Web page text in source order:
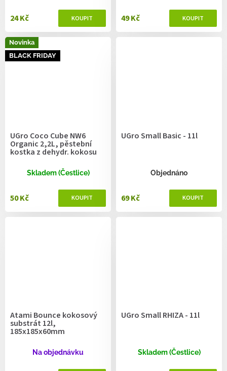
24 Kč 49 Kč
Novinka
BLACK FRIDAY
UGro Coco Cube NW6
Organic 2,2L, pěstební
kostka z dehydr. kokosu
Skladem (Čestlice)
50 Kč
UGro Small Basic - 11l
Objednáno
69 Kč
Atami Bounce kokosový
substrát 12l,
185x185x60mm
Na objednávku
UGro Small RHIZA - 11l
Skladem (Čestlice)